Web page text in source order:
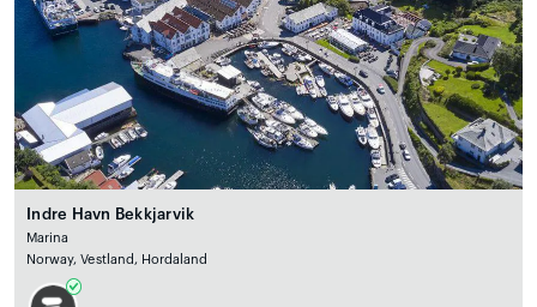
Indre Havn Bekkjarvik
Marina
Norway, Vestland, Hordaland